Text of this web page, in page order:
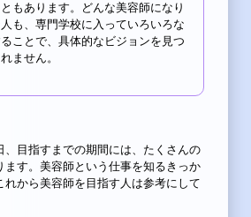
もあります。どんな美容師になり
も、専門学校に入っていろいろな
ことで、具体的なビジョンを見つ
ません。
、目指すまでの期間には、たくさんの
ます。美容師という仕事を知るきっか
れから美容師を目指す人は参考にして